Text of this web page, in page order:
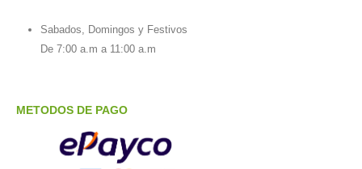
Sabados, Domingos y Festivos
De 7:00 a.m a 11:00 a.m
METODOS DE PAGO